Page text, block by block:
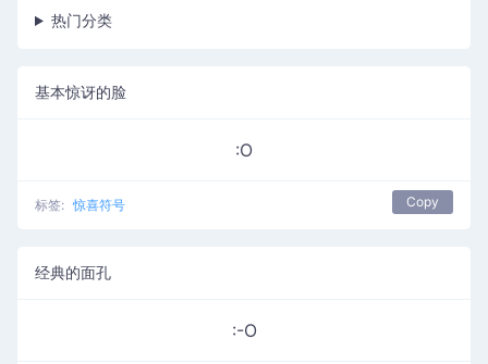
热门分类
基本惊讶的脸
:O
标签: 惊喜符号 Copy
经典的面孔
:-O